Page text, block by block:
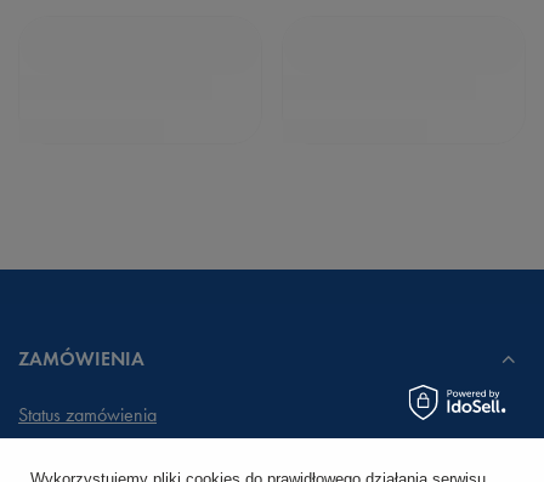
ZAMÓWIENIA
Status zamówienia